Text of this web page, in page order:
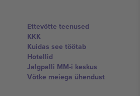
Ettevõtte teenused
KKK
Kuidas see töötab
Hotellid
Jalgpalli MM-i keskus
Võtke meiega ühendust